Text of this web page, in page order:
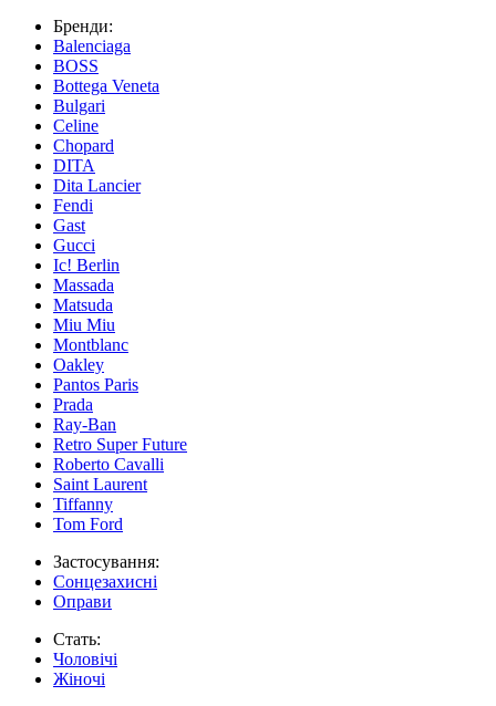
Бренди:
Balenciaga
BOSS
Bottega Veneta
Bulgari
Celine
Chopard
DITA
Dita Lancier
Fendi
Gast
Gucci
Ic! Berlin
Massada
Matsuda
Miu Miu
Montblanc
Oakley
Pantos Paris
Prada
Ray-Ban
Retro Super Future
Roberto Cavalli
Saint Laurent
Tiffanny
Tom Ford
Застосування:
Сонцезахисні
Оправи
Стать:
Чоловічі
Жіночі